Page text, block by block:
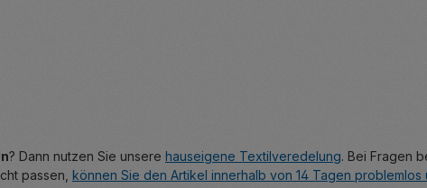
? Dann nutzen Sie unsere hauseigene Textilveredelung. Bei Fragen
passen, können Sie den Artikel innerhalb von 14 Tagen problemlos